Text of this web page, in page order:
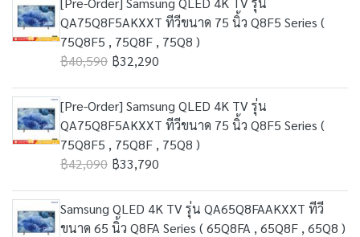
QA75Q8F5AKXXT ทีวีขนาด 75 นิ้ว Q8F5 Series (
75Q8F5 , 75Q8F , 75Q8 )
฿40,590 ฿32,290
[Pre-Order] Samsung QLED 4K TV รุ่น
QA75Q8F5AKXXT ทีวีขนาด 75 นิ้ว Q8F5 Series (
75Q8F5 , 75Q8F , 75Q8 )
฿42,090 ฿33,790
Samsung QLED 4K TV รุ่น QA65Q8FAAKXXT ทีวี
ขนาด 65 นิ้ว Q8FA Series ( 65Q8FA , 65Q8F , 65Q8 )